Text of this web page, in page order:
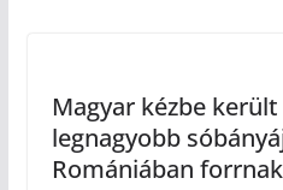
Magyar kézbe
legnagyobb
Romániában